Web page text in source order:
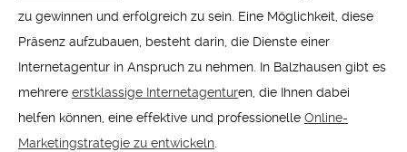
zu gewinnen und erfolgreich zu sein. Eine Möglichkeit, diese
Präsenz aufzubauen, besteht darin, die Dienste einer
Internetagentur in Anspruch zu nehmen. In Balzhausen gibt es
mehrere erstklassige Internetagenturen, die Ihnen dabei
helfen können, eine effektive und professionelle Online-
Marketingstrategie zu entwickeln